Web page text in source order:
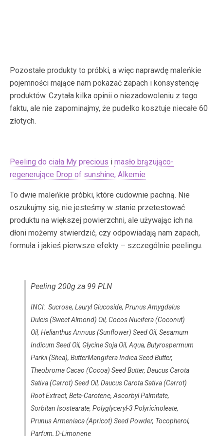
Pozostałe produkty to próbki, a więc naprawdę maleńkie
pojemności mające nam pokazać zapach i konsystencję
produktów. Czytała kilka opinii o niezadowoleniu z tego
faktu, ale nie zapominajmy, że pudełko kosztuje niecałe 60
złotych.
Peeling do ciała My precious i masło brązująco-
regenerujące Drop of sunshine, Alkemie
To dwie maleńkie próbki, które cudownie pachną. Nie
oszukujmy się, nie jesteśmy w stanie przetestować
produktu na większej powierzchni, ale używając ich na
dłoni możemy stwierdzić, czy odpowiadają nam zapach,
formuła i jakieś pierwsze efekty – szczególnie peelingu.
Peeling 200g za 99 PLN
INCI: Sucrose, Lauryl Glucoside, Prunus Amygdalus
Dulcis (Sweet Almond) Oil, Cocos Nucifera (Coconut)
Oil, Helianthus Annuus (Sunflower) Seed Oil, Sesamum
Indicum Seed Oil, Glycine Soja Oil, Aqua, Butyrospermum
Parkii (Shea), ButterMangifera Indica Seed Butter,
Theobroma Cacao (Cocoa) Seed Butter, Daucus Carota
Sativa (Carrot) Seed Oil, Daucus Carota Sativa (Carrot)
Root Extract, Beta-Carotene, Ascorbyl Palmitate,
Sorbitan Isostearate, Polyglyceryl-3 Polyricinoleate,
Prunus Armeniaca (Apricot) Seed Powder, Tocopherol,
Parfum, D-Limonene